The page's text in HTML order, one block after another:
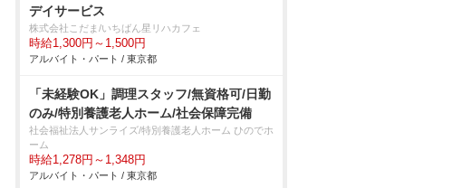
デイサービス
株式会社こだま/いちばん星リハカフェ
時給1,300円～1,500円
アルバイト・パート / 東京都
「未経験OK」調理スタッフ/無資格可/日勤
のみ/特別養護老人ホーム/社会保障完備
社会福祉法人サンライズ/特別養護老人ホーム ひのでホ
ーム
時給1,278円～1,348円
アルバイト・パート / 東京都